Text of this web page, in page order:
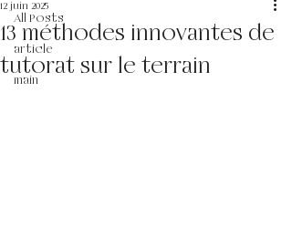
All Posts
article
main
13 méthodes innovantes de
tutorat sur le terrain
12 juin 2025